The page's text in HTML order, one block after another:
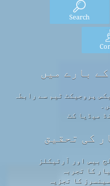
Search
بارے میں
پروجیکٹ ٹیم سے رابطہ
میڈیا کٹ
کی تحقیق
بیس اور آرٹیکلز
کا تجربہ
کا تجزیہ